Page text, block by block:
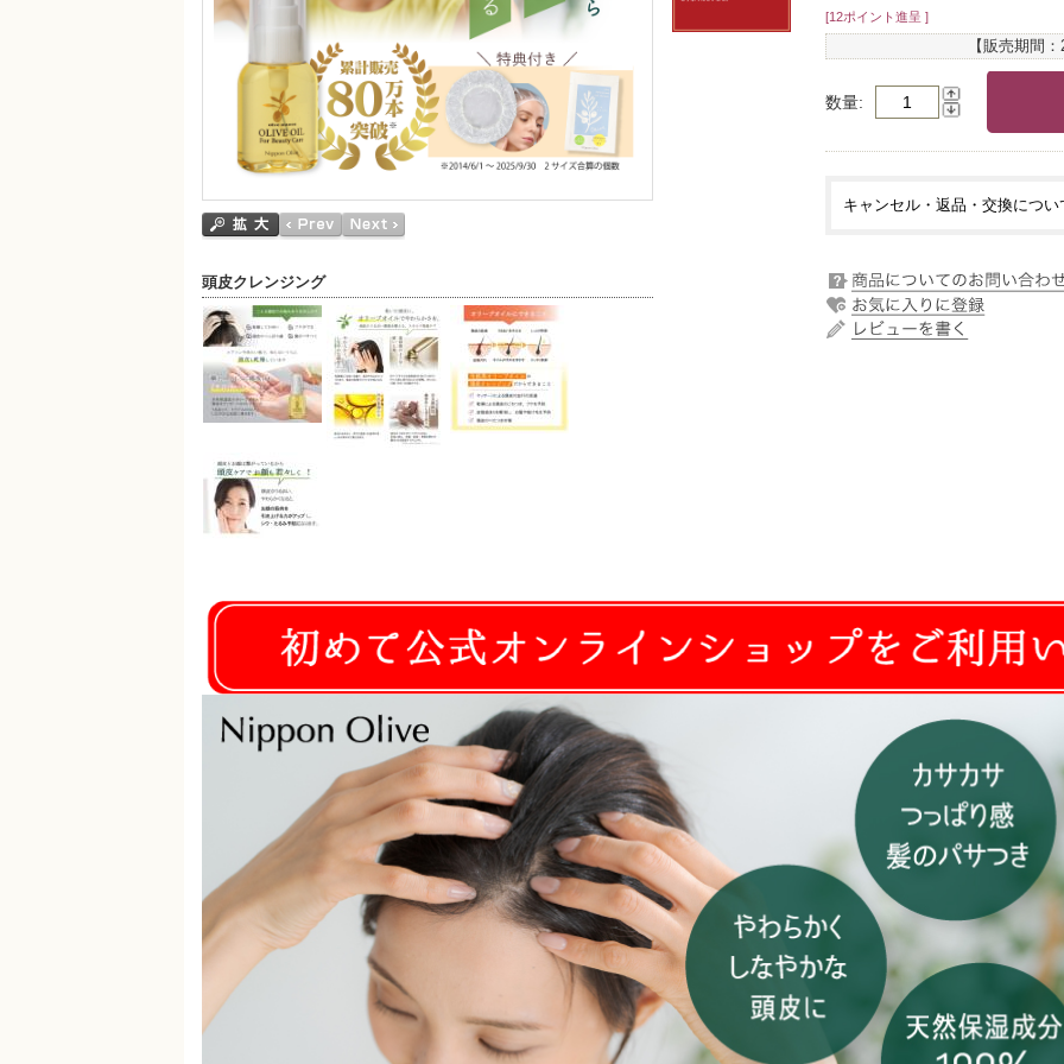
[12ポイント進呈 ]
【販売期間：
数量
キャンセル・返品・交換につい
頭皮クレンジング